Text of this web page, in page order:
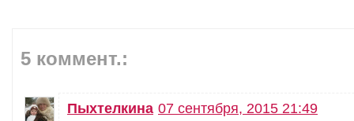
5 коммент.:
Пыхтелкина 07 сентября, 2015 21:49